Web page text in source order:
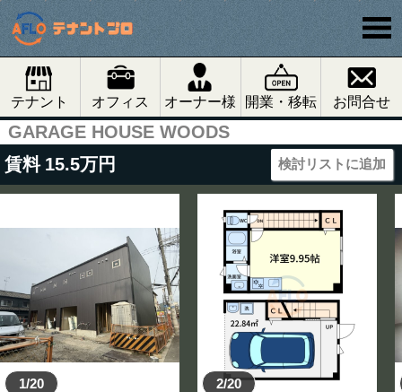
テナント オフィス オーナー様 開業・移転 お問合せ
GARAGE HOUSE WOODS
賃料 15.5万円 検討リストに追加
1/20 2/20